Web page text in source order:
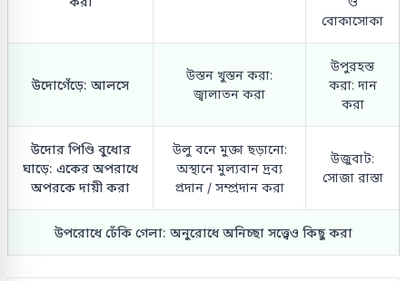
বোকাসোকা
উদোগেঁড়ে: আলসে
উস্তন খুস্তন করা:
জ্বালাতন করা
উপুরহস্ত
করা: দান
করা
উদোর পিণ্ডি বুধোর
ঘাড়ে: একের অপরাধে
অপরকে দায়ী করা
উলু বনে মুক্তা ছড়ানো:
অস্থানে মুল্যবান দ্রব্য
প্রদান / সম্প্রদান করা
উজুবাট:
সোজা রাস্তা
উপরোধে ঢেঁকি গেলা: অনুরোধে অনিচ্ছা সত্ত্বেও কিছু করা